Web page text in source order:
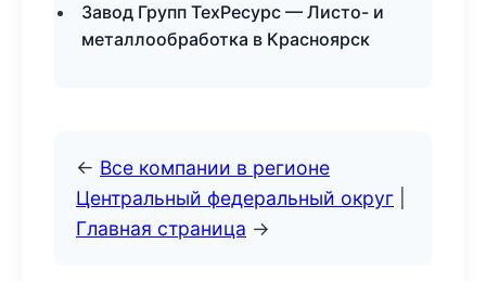
Завод Групп ТехРесурс — Листо- и
металлообработка в Красноярск
← Все компании в регионе
Центральный федеральный округ
Главная страница →